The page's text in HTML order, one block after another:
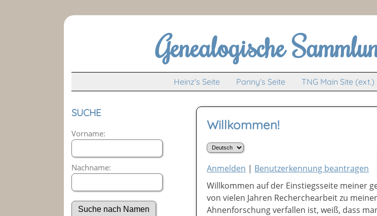
Genealogische
Heinz's Seite Panny's Seite TNG Main Site (ext.)
SUCHE
Vorname:
Nachname:
Willkommen!
Anmelden | Benutzerkennung beantragen
Willkommen auf der Einstiegsseite meiner
von vielen Jahren Recherchearbeit zu
Ahnenforschung verfallen ist, weiß, dass